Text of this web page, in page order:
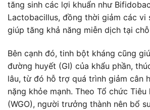
tăng sinh các lợi khuẩn như
Lactobacillus, đồng thời giảm các vi
giúp tăng khả năng miễn dịch tại
Bên cạnh đó, tinh bột kháng cũng
đường huyết (GI) của khẩu phần,
lâu, từ đó hỗ trợ quá trình giảm cân
nặng khỏe mạnh. Theo Tổ chức Tiêu
(WGO), người trưởng thành nên bổ